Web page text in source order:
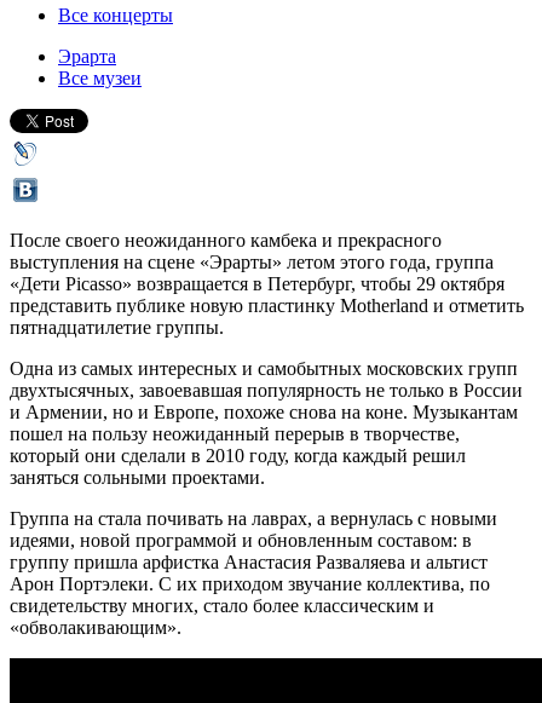
Все концерты
Эрарта
Все музеи
После своего неожиданного камбека и прекрасного
выступления на сцене «Эрарты» летом этого года, группа
«Дети Picasso» возвращается в Петербург, чтобы 29 октября
представить публике новую пластинку Motherland и отметить
пятнадцатилетие группы.
Одна из самых интересных и самобытных московских групп
двухтысячных, завоевавшая популярность не только в России
и Армении, но и Европе, похоже снова на коне. Музыкантам
пошел на пользу неожиданный перерыв в творчестве,
который они сделали в 2010 году, когда каждый решил
заняться сольными проектами.
Группа на стала почивать на лаврах, а вернулась с новыми
идеями, новой программой и обновленным составом: в
группу пришла арфистка Анастасия Разваляева и альтист
Арон Портэлеки. С их приходом звучание коллектива, по
свидетельству многих, стало более классическим и
«обволакивающим».